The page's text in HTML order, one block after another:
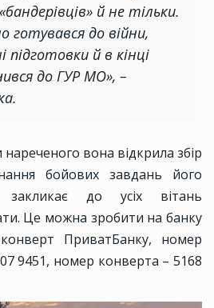
й не тільки.
готувався до війни,
підготовки й в кінці
до ГУР МО», –
вона відкрила збір
бойових завдань його
закликає до усіх вітань
Це можна зробити на банку
ПриватБанку, номер
9451, номер конверта – 5168